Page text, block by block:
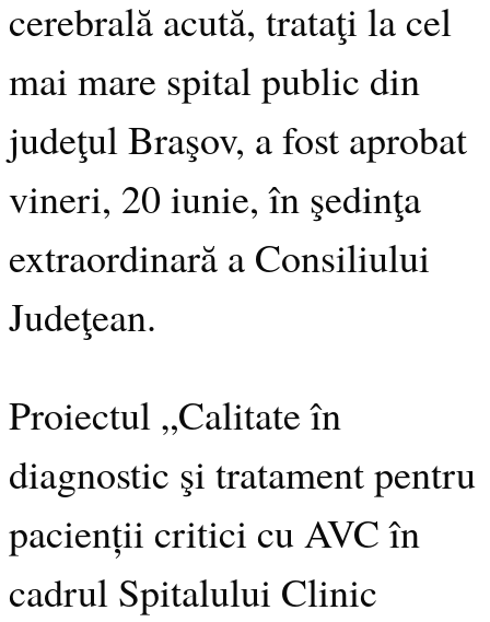
cerebrală acută, trataţi la cel
mai mare spital public din
judeţul Braşov, a fost aprobat
vineri, 20 iunie, în şedinţa
extraordinară a Consiliului
Judeţean.
Proiectul „Calitate în
diagnostic şi tratament pentru
pacienții critici cu AVC în
cadrul Spitalului Clinic